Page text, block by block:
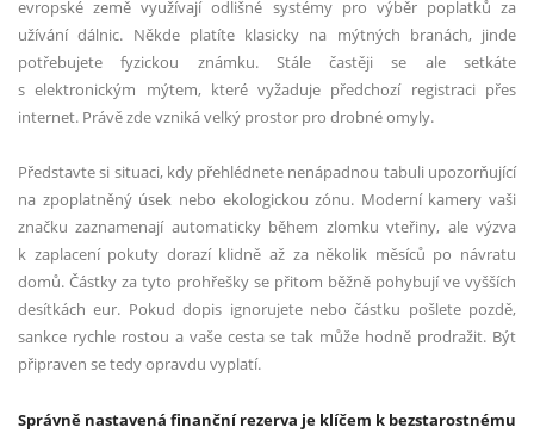
evropské země využívají odlišné systémy pro výběr poplatků za
užívání dálnic. Někde platíte klasicky na mýtných branách, jinde
potřebujete fyzickou známku. Stále častěji se ale setkáte
s elektronickým mýtem, které vyžaduje předchozí registraci přes
internet. Právě zde vzniká velký prostor pro drobné omyly.
Představte si situaci, kdy přehlédnete nenápadnou tabuli upozorňující
na zpoplatněný úsek nebo ekologickou zónu. Moderní kamery vaši
značku zaznamenají automaticky během zlomku vteřiny, ale výzva
k zaplacení pokuty dorazí klidně až za několik měsíců po návratu
domů. Částky za tyto prohřešky se přitom běžně pohybují ve vyšších
desítkách eur. Pokud dopis ignorujete nebo částku pošlete pozdě,
sankce rychle rostou a vaše cesta se tak může hodně prodražit. Být
připraven se tedy opravdu vyplatí.
Správně nastavená finanční rezerva je klíčem k bezstarostnému